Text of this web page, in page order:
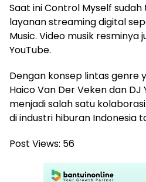
Saat ini Control Myself
layanan streaming digital
Music. Video musik resminya
YouTube.
Dengan konsep lintas genre
Haico Van Der Veken dan DJ
menjadi salah satu
di industri hiburan Indonesia
Post Views: 56